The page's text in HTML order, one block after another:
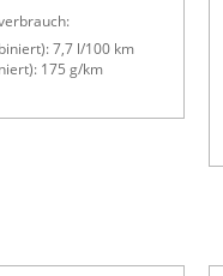
7,7 l/100 km
175 g/km